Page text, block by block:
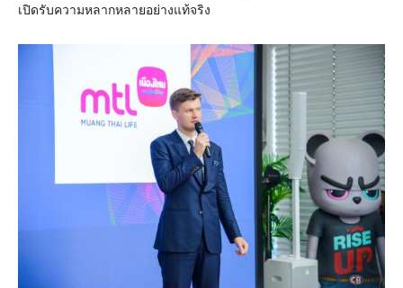
เปิดรับความหลากหลายอย่างแท้จริง